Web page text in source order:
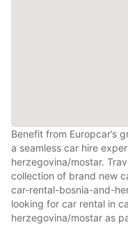
Benefit from Europcar’s
a seamless car hire
herzegovina/mostar.
collection of brand new
car-rental-bosnia-and-
looking for car rental in
herzegovina/mostar as